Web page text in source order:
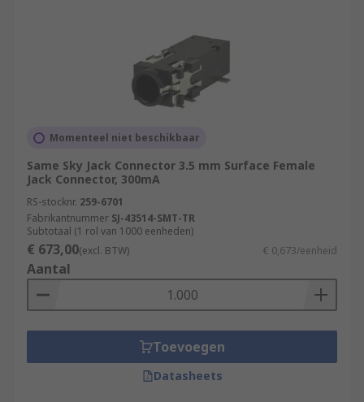
Momenteel niet beschikbaar
Same Sky Jack Connector 3.5 mm Surface Female
Jack Connector, 300mA
RS-stocknr. 259-6701
Fabrikantnummer SJ-43514-SMT-TR
Subtotaal (1 rol van 1000 eenheden)
€ 673,00(excl. BTW) € 0,673/eenheid
Aantal
Toevoegen
Datasheets